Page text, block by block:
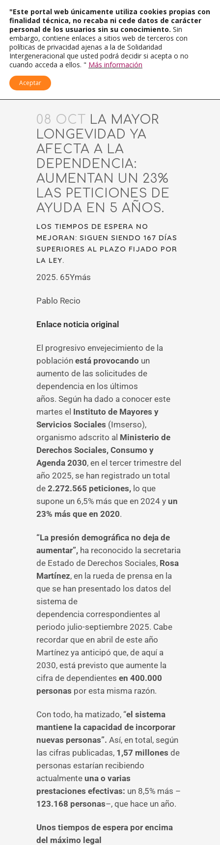
08 OCT
LA MAYOR
LONGEVIDAD YA
AFECTA A LA
DEPENDENCIA:
AUMENTAN UN 23%
LAS PETICIONES DE
AYUDA EN 5 AÑOS.
LOS TIEMPOS DE ESPERA NO
MEJORAN: SIGUEN SIENDO 167 DÍAS
SUPERIORES AL PLAZO FIJADO POR
LA LEY.
2025. 65Ymás
Pablo Recio
Enlace noticia original
El progresivo envejecimiento de la
población está provocando un
aumento de las solicitudes de
dependencia en los últimos
años. Según ha dado a conocer este
martes el Instituto de Mayores y
Servicios Sociales (Imserso),
organismo adscrito al Ministerio de
Derechos Sociales, Consumo y
Agenda 2030, en el tercer trimestre del
año 2025, se han registrado un total
de 2.272.565 peticiones, lo que
supone un 6,5% más que en 2024 y un
23% más que en 2020.
“La presión demográfica no deja de
aumentar”, ha reconocido la secretaria
de Estado de Derechos Sociales, Rosa
Martínez, en la rueda de prensa en la
que se han presentado los datos del
sistema de
dependencia correspondientes al
periodo julio-septiembre 2025. Cabe
recordar que en abril de este año
Martínez ya anticipó que, de aquí a
2030, está previsto que aumente la
cifra de dependientes en 400.000
personas por esta misma razón.
Con todo, ha matizado, “el sistema
mantiene la capacidad de incorporar
nuevas personas”. Así, en total, según
las cifras publicadas, 1,57 millones de
personas estarían recibiendo
actualmente una o varias
prestaciones efectivas: un 8,5% más –
123.168 personas–, que hace un año.
Unos tiempos de espera por encima
del máximo legal
"Este portal web únicamente utiliza cookies propias con
finalidad técnica, no recaba ni cede datos de carácter
personal de los usuarios sin su conocimiento. Sin
embargo, contiene enlaces a sitios web de terceros con
políticas de privacidad ajenas a la de Solidaridad
Intergeneracional que usted podrá decidir si acepta o no
cuando acceda a ellos. " Más información
Aceptar